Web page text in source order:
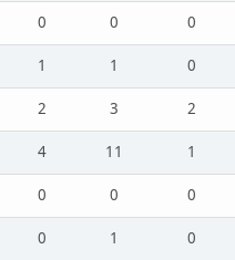
0 0 0
1 1 0
2 3 2
4 11 1
0 0 0
0 1 0